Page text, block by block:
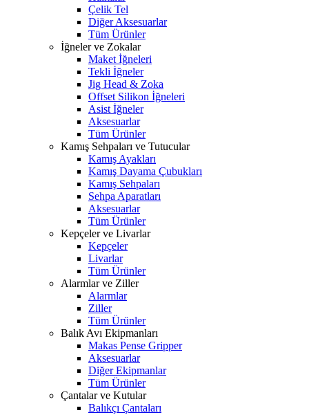
Çelik Tel
Diğer Aksesuarlar
Tüm Ürünler
İğneler ve Zokalar
Maket İğneleri
Tekli İğneler
Jig Head & Zoka
Offset Silikon İğneleri
Asist İğneler
Aksesuarlar
Tüm Ürünler
Kamış Sehpaları ve Tutucular
Kamış Ayakları
Kamış Dayama Çubukları
Kamış Sehpaları
Sehpa Aparatları
Aksesuarlar
Tüm Ürünler
Kepçeler ve Livarlar
Kepçeler
Livarlar
Tüm Ürünler
Alarmlar ve Ziller
Alarmlar
Ziller
Tüm Ürünler
Balık Avı Ekipmanları
Makas Pense Gripper
Aksesuarlar
Diğer Ekipmanlar
Tüm Ürünler
Çantalar ve Kutular
Balıkçı Çantaları